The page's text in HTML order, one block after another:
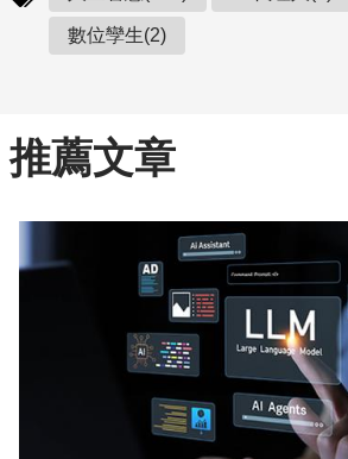
數位孿生(2)
推薦文章